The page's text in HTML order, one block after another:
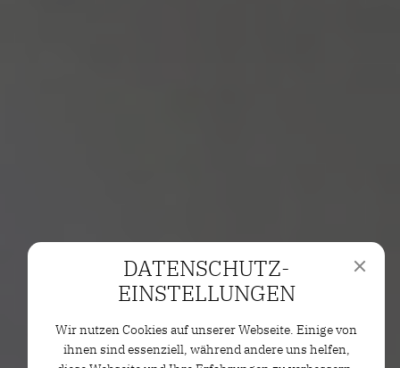
DATENSCHUTZ­
EINSTELLUNGEN
Wir nutzen Cookies auf unserer Webseite. Einige von
ihnen sind essenziell, während andere uns helfen,